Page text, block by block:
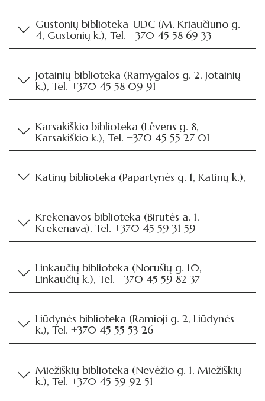
Gustonių biblioteka-UDC (M. Kriaučiūno g.
4, Gustonių k.), Tel. +370 45 58 69 33
Jotainių biblioteka (Ramygalos g. 2, Jotainių
k.), Tel. +370 45 58 09 91
Karsakiškio biblioteka (Lėvens g. 8,
Karsakiškio k.), Tel. +370 45 55 27 01
Katinų biblioteka (Papartynės g. 1, Katinų k.),
Krekenavos biblioteka (Birutės a. 1,
Krekenava), Tel. +370 45 59 31 59
Linkaučių biblioteka (Norušių g. 10,
Linkaučių k.), Tel. +370 45 59 82 37
Liūdynės biblioteka (Ramioji g. 2, Liūdynės
k.), Tel. +370 45 55 53 26
Miežiškių biblioteka (Nevėžio g. 1, Miežiškių
k.), Tel. +370 45 59 92 51